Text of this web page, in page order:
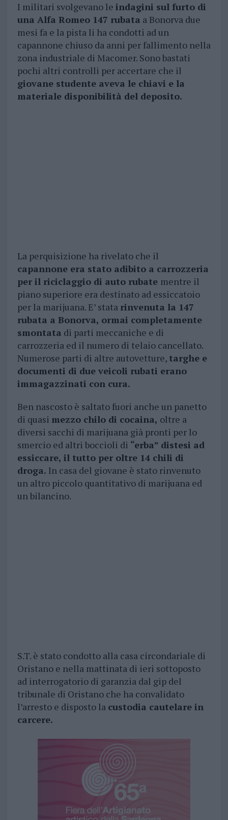
I militari svolgevano le indagini sul furto di
una Alfa Romeo 147 rubata a Bonorva due
mesi fa e la pista li ha condotti ad un
capannone chiuso da anni per fallimento nella
zona industriale di Macomer. Sono bastati
pochi altri controlli per accertare che il
giovane studente aveva le chiavi e la
materiale disponibilità del deposito.
La perquisizione ha rivelato che il
capannone era stato adibito a carrozzeria
per il riciclaggio di auto rubate mentre il
piano superiore era destinato ad essiccatoio
per la marijuana. E’ stata rinvenuta la 147
rubata a Bonorva, ormai completamente
smontata di parti meccaniche e di
carrozzeria ed il numero di telaio cancellato.
Numerose parti di altre autovetture, targhe e
documenti di due veicoli rubati erano
immagazzinati con cura.
Ben nascosto è saltato fuori anche un panetto
di quasi mezzo chilo di cocaina, oltre a
diversi sacchi di marijuana già pronti per lo
smercio ed altri boccioli di “erba” distesi ad
essiccare, il tutto per oltre 14 chili di
droga. In casa del giovane è stato rinvenuto
un altro piccolo quantitativo di marijuana ed
un bilancino.
S.T. è stato condotto alla casa circondariale di
Oristano e nella mattinata di ieri sottoposto
ad interrogatorio di garanzia dal gip del
tribunale di Oristano che ha convalidato
l’arresto e disposto la custodia cautelare in
carcere.